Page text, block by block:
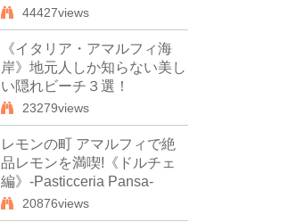
44427views
《イタリア・アマルフィ海
岸》地元人しか知らない美し
い隠れビーチ３選！
23279views
レモンの町 アマルフィで絶
品レモンを満喫!《ドルチェ
編》-Pasticceria Pansa-
20876views